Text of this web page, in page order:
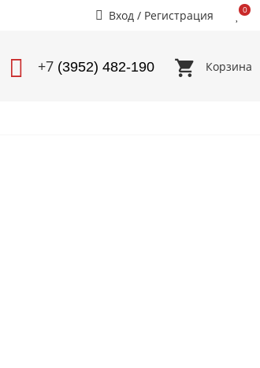
Вход / Регистрация 0
+7 (3952) 482-190 Корзина